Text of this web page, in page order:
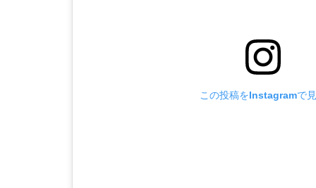
この投稿をInstagramで